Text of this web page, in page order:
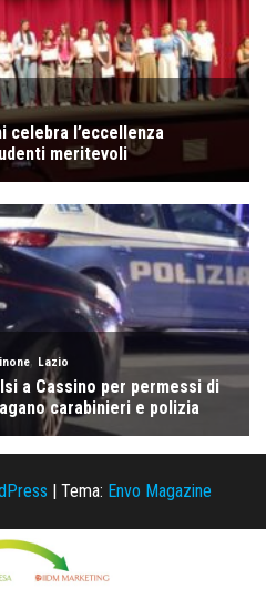
| Tema: Envo Magazine